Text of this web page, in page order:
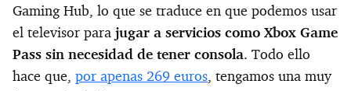
Gaming Hub, lo que se traduce en que podemos usar
el televisor para jugar a servicios como Xbox Game
Pass sin necesidad de tener consola. Todo ello
hace que, por apenas 269 euros, tengamos una muy